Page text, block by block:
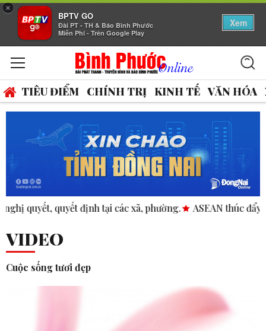
×
BPTV GO
Đài PT - TH & Báo Bình Phước
Miễn Phí - Trên Google Play
Xem
TIÊU ĐIỂM CHÍNH TRỊ KINH TẾ VĂN HÓA
xã, phường. ASEAN thúc đẩy bình đẳng giới trong kinh
VIDEO
Cuộc sống tươi đẹp